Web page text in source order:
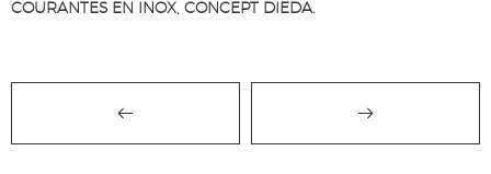
COURANTES EN INOX, CONCEPT DIEDA.